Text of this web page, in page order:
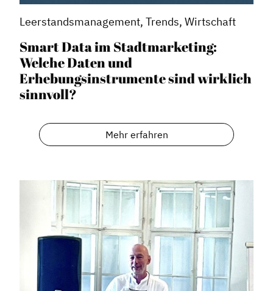
Leerstandsmanagement, Trends, Wirtschaft
Smart Data im Stadtmarketing:
Welche Daten und
Erhebungsinstrumente sind wirklich
sinnvoll?
Mehr erfahren